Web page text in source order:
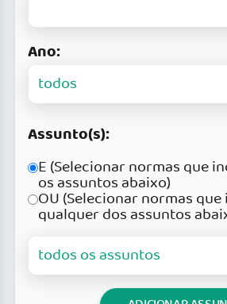
Ano:
Assunto(s):
E (Selecionar normas que
os assuntos abaixo)
OU (Selecionar normas
qualquer dos assuntos